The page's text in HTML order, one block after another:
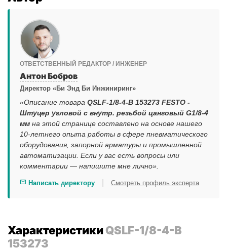
ОТВЕТСТВЕННЫЙ РЕДАКТОР / ИНЖЕНЕР
Антон Бобров
Директор «Би Энд Би Инжиниринг»
«Описание товара QSLF-1/8-4-B 153273 FESTO -
Штуцер угловой с внутр. резьбой цанговый G1/8-4
мм на этой странице составлено на основе нашего
10-летнего опыта работы в сфере пневматического
оборудования, запорной арматуры и промышленной
автоматизации. Если у вас есть вопросы или
комментарии — напишите мне лично».
Написать директору Смотреть профиль эксперта
ХарактеристикиQSLF-1/8-4-B
153273